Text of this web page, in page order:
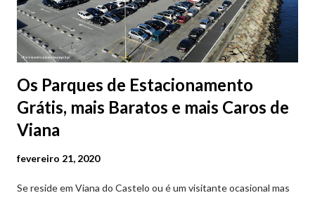
Os Parques de Estacionamento
Grátis, mais Baratos e mais Caros de
Viana
fevereiro 21, 2020
Se reside em Viana do Castelo ou é um visitante ocasional mas